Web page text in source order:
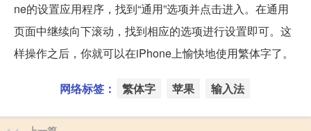
ne的设置应用程序，找到“通用”选项并点击进入。在通用
页面中继续向下滚动，找到相应的选项进行设置即可。这
样操作之后，你就可以在iPhone上愉快地使用繁体字了。
网络标签： 繁体字 苹果 输入法